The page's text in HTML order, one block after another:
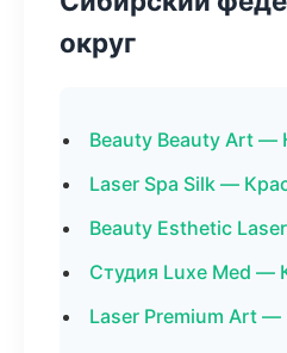
округ
Beauty Beauty Art —
Laser Spa Silk —
Beauty Esthetic
Студия Luxe Med —
Laser Premium Art —